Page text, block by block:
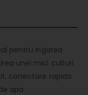
pentru irigarea
unei mici culturi
conectare rapida
apa